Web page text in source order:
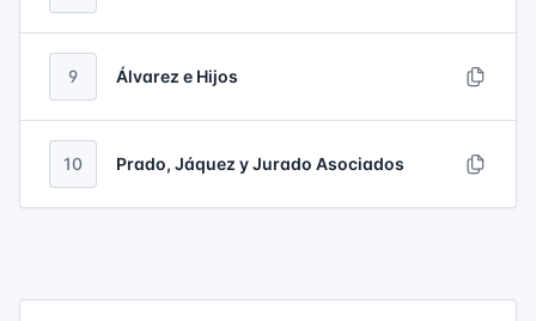
9 Álvarez e Hijos
10 Prado, Jáquez y Jurado Asociados